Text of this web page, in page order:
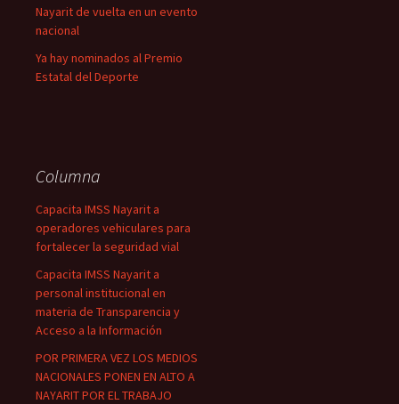
Nayarit de vuelta en un evento
nacional
Ya hay nominados al Premio
Estatal del Deporte
Columna
Capacita IMSS Nayarit a
operadores vehiculares para
fortalecer la seguridad vial
Capacita IMSS Nayarit a
personal institucional en
materia de Transparencia y
Acceso a la Información
POR PRIMERA VEZ LOS MEDIOS
NACIONALES PONEN EN ALTO A
NAYARIT POR EL TRABAJO